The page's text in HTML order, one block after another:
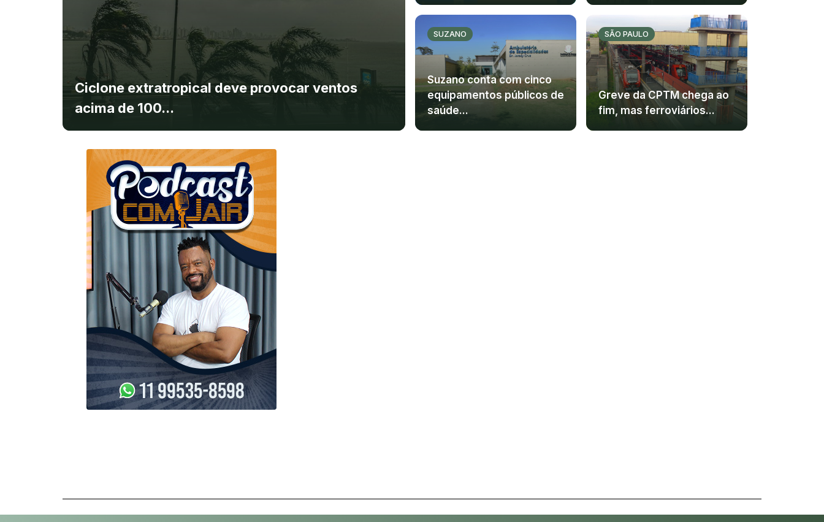
Ciclone extratropical deve provocar ventos
acima de 100...
SUZANO
Suzano conta com cinco
equipamentos públicos de
saúde...
SÃO PAULO
Greve da CPTM chega ao
fim, mas ferroviários...